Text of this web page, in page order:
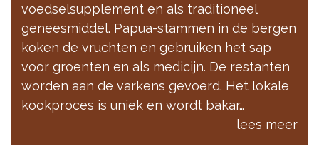
voedselsupplement en als traditioneel
geneesmiddel. Papua-stammen in de bergen
koken de vruchten en gebruiken het sap
voor groenten en als medicijn. De restanten
worden aan de varkens gevoerd. Het lokale
kookproces is uniek en wordt bakar…
lees meer